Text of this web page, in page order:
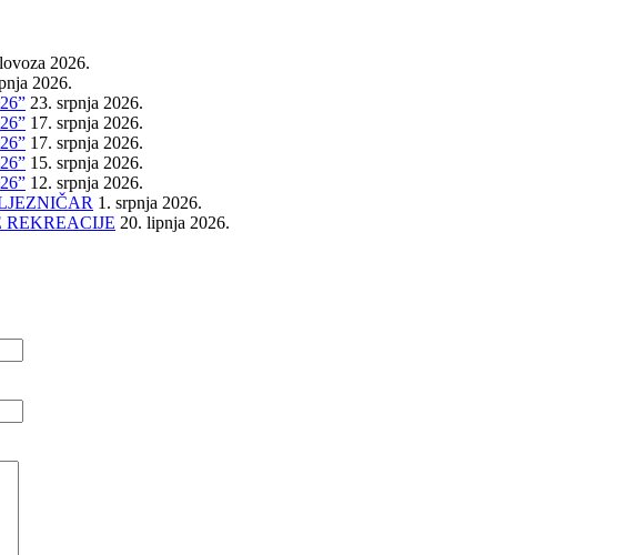
2026.
2026.
23. srpnja 2026.
17. srpnja 2026.
17. srpnja 2026.
15. srpnja 2026.
12. srpnja 2026.
1. srpnja 2026.
REKREACIJE 20. lipnja 2026.